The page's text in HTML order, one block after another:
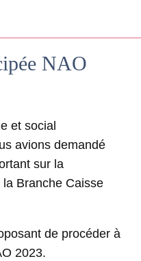
NAO
et social
avions demandé
sur la
Branche Caisse
de procéder à
2023.